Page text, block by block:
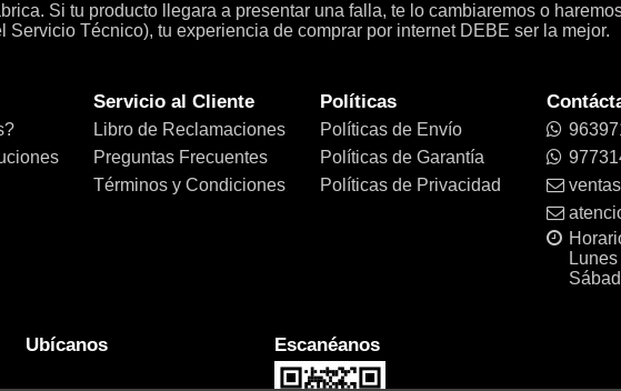
Si tu producto llegara a presentar una falla, te lo cambiaremos o
Técnico), tu experiencia de comprar por internet DEBE ser la mejor.
Servicio al Cliente
Libro de Reclamaciones
Preguntas Frecuentes
Términos y Condiciones
Políticas
Políticas de Envío
Políticas de Garantía
Políticas de Privacidad
Ubícanos Escanéanos